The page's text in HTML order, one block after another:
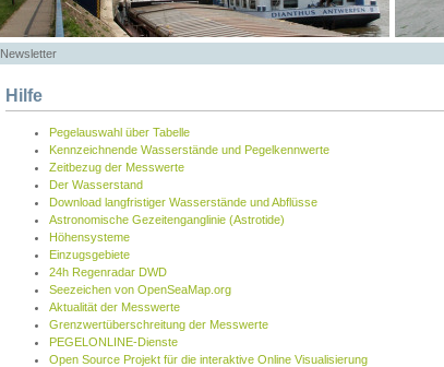
Newsletter
Hilfe
Pegelauswahl über Tabelle
Kennzeichnende Wasserstände und Pegelkennwerte
Zeitbezug der Messwerte
Der Wasserstand
Download langfristiger Wasserstände und Abflüsse
Astronomische Gezeitenganglinie (Astrotide)
Höhensysteme
Einzugsgebiete
24h Regenradar DWD
Seezeichen von OpenSeaMap.org
Aktualität der Messwerte
Grenzwertüberschreitung der Messwerte
PEGELONLINE-Dienste
Open Source Projekt für die interaktive Online Visualisierung